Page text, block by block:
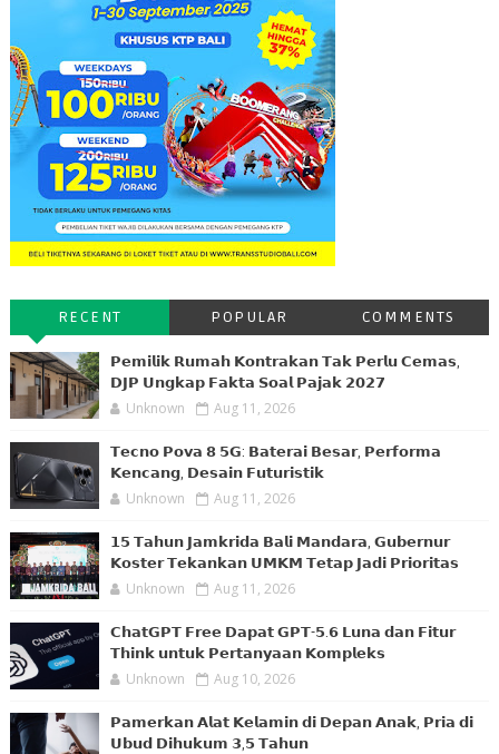
RECENT POPULAR COMMENTS
𝗣𝗲𝗺𝗶𝗹𝗶𝗸 𝗥𝘂𝗺𝗮𝗵 𝗞𝗼𝗻𝘁𝗿𝗮𝗸𝗮𝗻 𝗧𝗮𝗸 𝗣𝗲𝗿𝗹𝘂 𝗖𝗲𝗺𝗮𝘀,
𝗗𝗝𝗣 𝗨𝗻𝗴𝗸𝗮𝗽 𝗙𝗮𝗸𝘁𝗮 𝗦𝗼𝗮𝗹 𝗣𝗮𝗷𝗮𝗸 𝟮𝟬𝟮𝟳
Unknown Aug 11, 2026
𝗧𝗲𝗰𝗻𝗼 𝗣𝗼𝘃𝗮 𝟴 𝟱𝗚: 𝗕𝗮𝘁𝗲𝗿𝗮𝗶 𝗕𝗲𝘀𝗮𝗿, 𝗣𝗲𝗿𝗳𝗼𝗿𝗺𝗮
𝗞𝗲𝗻𝗰𝗮𝗻𝗴, 𝗗𝗲𝘀𝗮𝗶𝗻 𝗙𝘂𝘁𝘂𝗿𝗶𝘀𝘁𝗶𝗸
Unknown Aug 11, 2026
𝟭𝟱 𝗧𝗮𝗵𝘂𝗻 𝗝𝗮𝗺𝗸𝗿𝗶𝗱𝗮 𝗕𝗮𝗹𝗶 𝗠𝗮𝗻𝗱𝗮𝗿𝗮, 𝗚𝘂𝗯𝗲𝗿𝗻𝘂𝗿
𝗞𝗼𝘀𝘁𝗲𝗿 𝗧𝗲𝗸𝗮𝗻𝗸𝗮𝗻 𝗨𝗠𝗞𝗠 𝗧𝗲𝘁𝗮𝗽 𝗝𝗮𝗱𝗶 𝗣𝗿𝗶𝗼𝗿𝗶𝘁𝗮𝘀
Unknown Aug 11, 2026
𝗖𝗵𝗮𝘁𝗚𝗣𝗧 𝗙𝗿𝗲𝗲 𝗗𝗮𝗽𝗮𝘁 𝗚𝗣𝗧-𝟱.𝟲 𝗟𝘂𝗻𝗮 𝗱𝗮𝗻 𝗙𝗶𝘁𝘂𝗿
𝗧𝗵𝗶𝗻𝗸 𝘂𝗻𝘁𝘂𝗸 𝗣𝗲𝗿𝘁𝗮𝗻𝘆𝗮𝗮𝗻 𝗞𝗼𝗺𝗽𝗹𝗲𝗸𝘀
Unknown Aug 10, 2026
𝗣𝗮𝗺𝗲𝗿𝗸𝗮𝗻 𝗔𝗹𝗮𝘁 𝗞𝗲𝗹𝗮𝗺𝗶𝗻 𝗱𝗶 𝗗𝗲𝗽𝗮𝗻 𝗔𝗻𝗮𝗸, 𝗣𝗿𝗶𝗮 𝗱𝗶
𝗨𝗯𝘂𝗱 𝗗𝗶𝗵𝘂𝗸𝘂𝗺 𝟯,𝟱 𝗧𝗮𝗵𝘂𝗻